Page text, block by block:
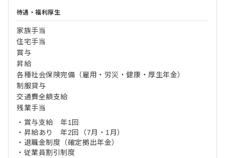
待遇・福利厚生
家族手当
住宅手当
賞与
昇給
各種社会保険完備（雇用・労災・健康・厚生年金）
制服貸与
交通費全額支給
残業手当
・賞与支給 年1回
・昇給あり 年2回（7月・1月）
・退職金制度（確定拠出年金）
・従業員割引制度